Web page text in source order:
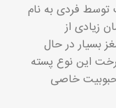
توسط فردی به نام
زیادی از
بسیار در حال
این نوع پسته
خاصی